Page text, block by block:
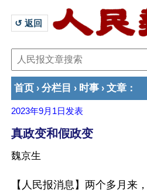
↺ 返回
首页 › 分栏目 › 时事 › 文章 ：
2023年9月1日 发表
真政变和假政变
魏京生
【人民报消息】两个多月来，